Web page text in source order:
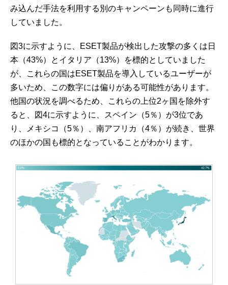
み込んだ手法を利用する別のキャンペーンも同時に進行
していました。
図3に示すように、ESET製品が検出した攻撃の多くは日
本（43%）とイタリア（13%）を標的としていました
が、これらの国はESET製品を導入しているユーザーが
多いため、この数字には偏りがある可能性があります。
他国の状況を調べるため、これらの上位2ヶ国を除外す
ると、図4に示すように、スペイン（5％）が3位であ
り、メキシコ（5％）、南アフリカ（4％）が続き、世界
のほかの国も標的となっていることがわかります。